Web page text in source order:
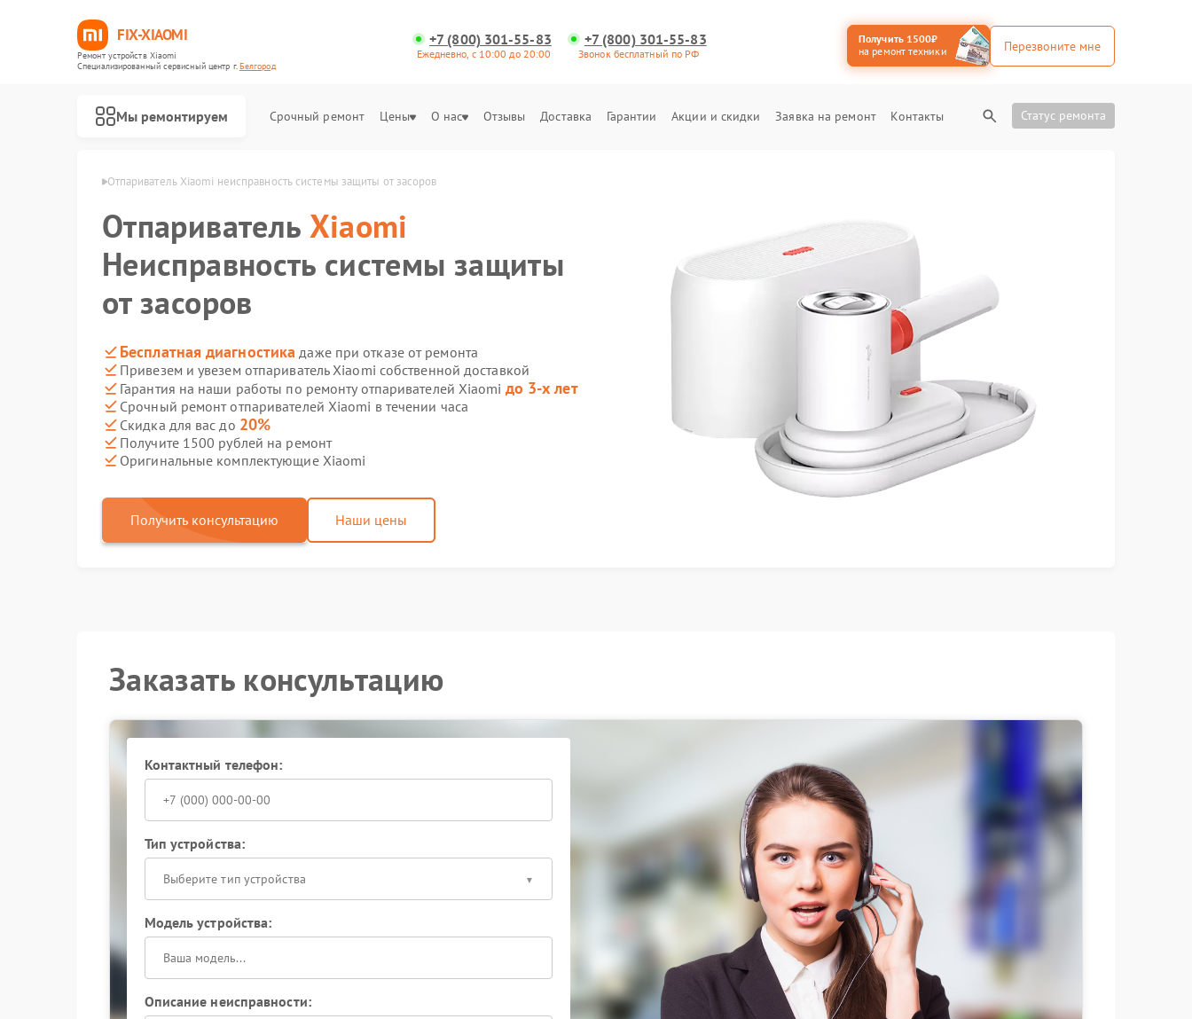
FIX-XIAOMI
Ремонт устройств Xiaomi
Специализированный cервисный центр г.Белгород
+7 (800) 301-55-83
Ежедневно, с 10:00 до 20:00
+7 (800) 301-55-83
Звонок бесплатный по РФ
Получить 1500₽
на ремонт техники
Перезвоните мне
Мы ремонтируем Срочный ремонт Цены О нас Отзывы Доставка Гарантии Акции и скидки Заявка на ремонт Контакты Статус ремонта
Отпариватель Xiaomi неисправность системы защиты от засоров
Отпариватель Xiaomi
Неисправность системы защиты
от засоров
Бесплатная диагностика даже при отказе от ремонта
Привезем и увезем отпариватель Xiaomi собственной доставкой
Гарантия на наши работы по ремонту отпаривателей Xiaomi до 3-х лет
Срочный ремонт отпаривателей Xiaomi в течении часа
Скидка для вас до 20%
Получите 1500 рублей на ремонт
Оригинальные комплектующие Xiaomi
Получить консультацию Наши цены
Заказать консультацию
Контактный телефон:
Тип устройства:
Выберите тип устройства
Модель устройства:
Описание неисправности: